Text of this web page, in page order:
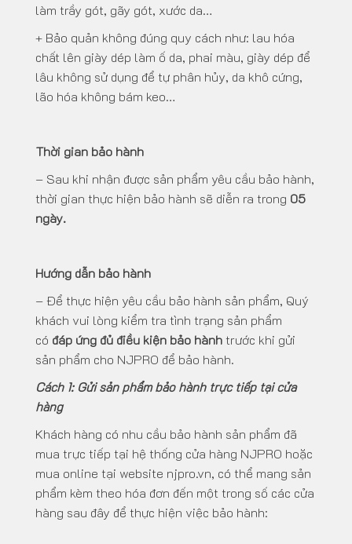
làm trầy gót, gãy gót, xước da…
+ Bảo quản không đúng quy cách như: lau hóa
chất lên giày dép làm ố da, phai màu, giày dép để
lâu không sử dụng để tự phân hủy, da khô cứng,
lão hóa không bám keo…
Thời gian bảo hành
– Sau khi nhận được sản phẩm yêu cầu bảo hành,
thời gian thực hiện bảo hành sẽ diễn ra trong 05
ngày.
Hướng dẫn bảo hành
– Để thực hiện yêu cầu bảo hành sản phẩm, Quý
khách vui lòng kiểm tra tình trạng sản phẩm
có đáp ứng đủ điều kiện bảo hànhtrước khi gửi
sản phẩm cho NJPRO để bảo hành.
Cách 1: Gửi sản phẩm bảo hành trực tiếp tại cửa
hàng
Khách hàng có nhu cầu bảo hành sản phẩm đã
mua trực tiếp tại hệ thống cửa hàng NJPRO hoặc
mua online tại website njpro.vn, có thể mang sản
phẩm kèm theo hóa đơn đến một trong số các cửa
hàng sau đây để thực hiện việc bảo hành: